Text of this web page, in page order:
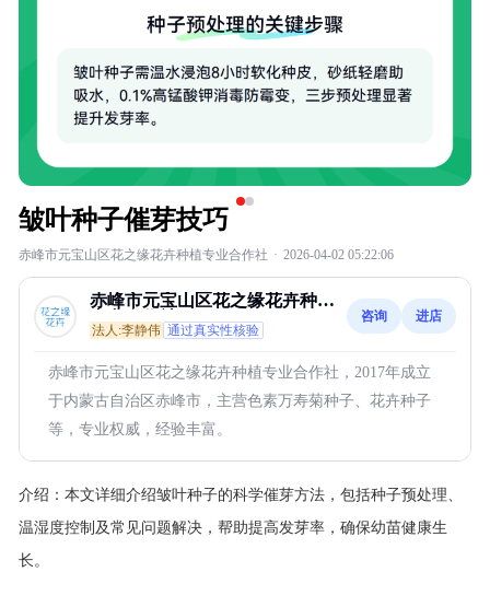
皱叶种子催芽技巧
赤峰市元宝山区花之缘花卉种植专业合作社 · 2026-04-02 05:22:06
赤峰市元宝山区花之缘花卉种植
专业合作社
法人:李静伟 通过真实性核验
咨询 进店
赤峰市元宝山区花之缘花卉种植专业合作社，2017年成立
于内蒙古自治区赤峰市，主营色素万寿菊种子、花卉种子
等，专业权威，经验丰富。
介绍： 本文详细介绍皱叶种子的科学催芽方法，包括种子预处理、
温湿度控制及常见问题解决，帮助提高发芽率，确保幼苗健康生
长。